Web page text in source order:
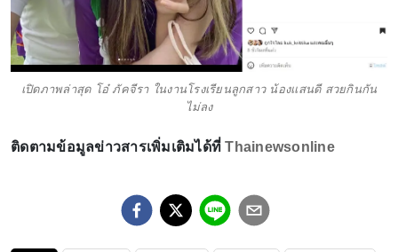
เปิดภาพล่าสุด โอ๋ ภัคจีรา ในงานโรงเรียนลูกสาว น้องเเสนดี สวยกินกัน
ไม่ลง
ติดตามข้อมูลข่าวสารเพิ่มเติมได้ที่Thainewsonline